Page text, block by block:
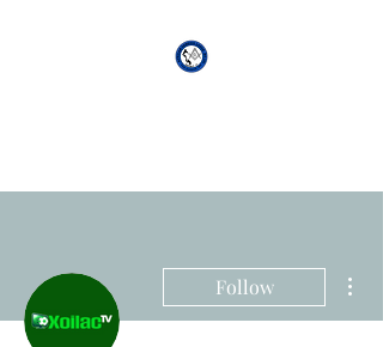
Follow